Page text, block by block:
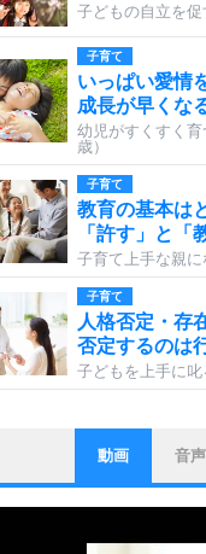
子どもの自立を
子育て
いっぱい愛情
成長が早くな
幼児がすくすく
歳）
子育て
教育の基本は
「許す」と「
子育て上手な親
子育て
人格否定・存
否定するのは
子どもを上手に
ストレス対策
他人と比べな
いっそのこと
動画 音声